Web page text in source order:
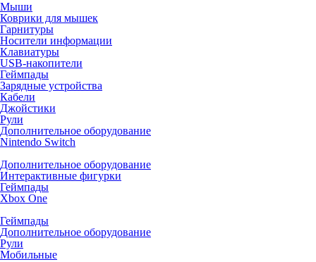
Мыши
Коврики для мышек
Гарнитуры
Носители информации
Клавиатуры
USB-накопители
Геймпады
Зарядные устройства
Кабели
Джойстики
Рули
Дополнительное оборудование
Nintendo Switch
Дополнительное оборудование
Интерактивные фигурки
Геймпады
Xbox One
Геймпады
Дополнительное оборудование
Рули
Мобильные